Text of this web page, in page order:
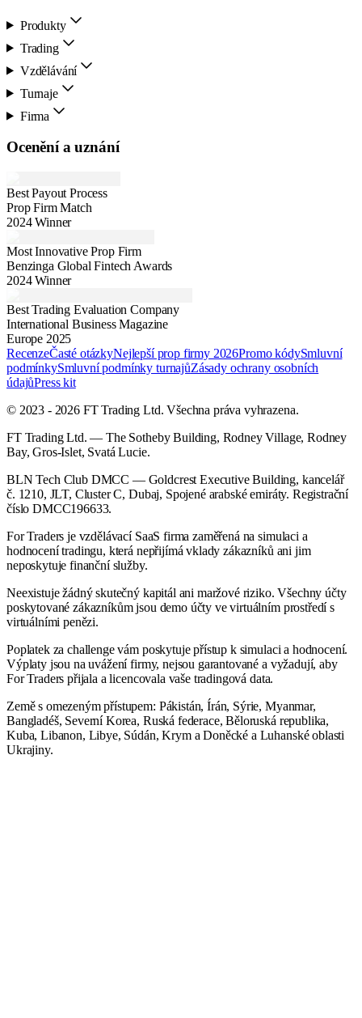
Produkty
Trading
Vzdělávání
Turnaje
Firma
Ocenění a uznání
Best Payout Process
Prop Firm Match
2024 Winner
Most Innovative Prop Firm
Benzinga Global Fintech Awards
2024 Winner
Best Trading Evaluation Company
International Business Magazine
Europe 2025
RecenzeČasté otázkyNejlepší prop firmy 2026Promo kódySmluvní
podmínkySmluvní podmínky turnajůZásady ochrany osobních
údajůPress kit
© 2023 - 2026 FT Trading Ltd. Všechna práva vyhrazena.
FT Trading Ltd. — The Sotheby Building, Rodney Village, Rodney
Bay, Gros-Islet, Svatá Lucie.
BLN Tech Club DMCC — Goldcrest Executive Building, kancelář
č. 1210, JLT, Cluster C, Dubaj, Spojené arabské emiráty. Registrační
číslo DMCC196633.
For Traders je vzdělávací SaaS firma zaměřená na simulaci a
hodnocení tradingu, která nepřijímá vklady zákazníků ani jim
neposkytuje finanční služby.
Neexistuje žádný skutečný kapitál ani maržové riziko. Všechny účty
poskytované zákazníkům jsou demo účty ve virtuálním prostředí s
virtuálními penězi.
Poplatek za challenge vám poskytuje přístup k simulaci a hodnocení.
Výplaty jsou na uvážení firmy, nejsou garantované a vyžadují, aby
For Traders přijala a licencovala vaše tradingová data.
Země s omezeným přístupem: Pákistán, Írán, Sýrie, Myanmar,
Bangladéš, Severní Korea, Ruská federace, Běloruská republika,
Kuba, Libanon, Libye, Súdán, Krym a Doněcké a Luhanské oblasti
Ukrajiny.